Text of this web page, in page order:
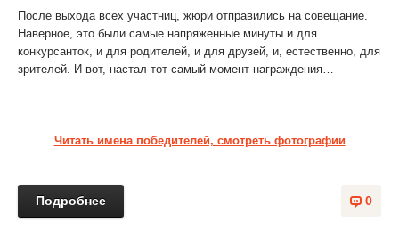
После выхода всех участниц, жюри отправились на совещание.
Наверное, это были самые напряженные минуты и для
конкурсанток, и для родителей, и для друзей, и, естественно, для
зрителей. И вот, настал тот самый момент награждения…
Читать имена победителей, смотреть фотографии
0
Подробнее